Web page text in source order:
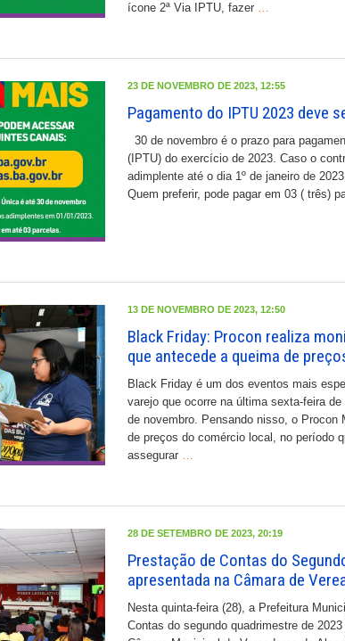
ícone 2ª Via IPTU, fazer …
23 DE NOVEMBRO DE 2023, 12:55
Pagamento do IPTU 2023 deve
30 de novembro é o prazo para
(IPTU) do exercício de 2023. Caso o
adimplente até o dia 1º de janeiro de
Quem preferir, pode pagar em 03 ( três)
13 DE NOVEMBRO DE 2023, 12:50
Black Friday: Procon realiza
que antecede a queima de
Black Friday é um dos eventos mais
varejo que ocorre na última sexta-feira
de novembro. Pensando nisso, o
de preços do comércio local, no período
assegurar …
28 DE SETEMBRO DE 2023, 20:19
Prestação de Contas do
apresentada na Câmara de
Nesta quinta-feira (28), a Prefeitura
Contas do segundo quadrimestre de